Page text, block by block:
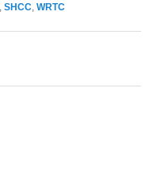
,SHCC ,WRTC